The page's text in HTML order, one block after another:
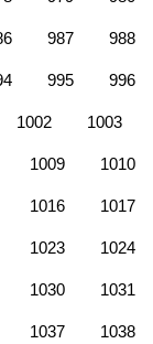
987 988
995 996
1002 1003
1009 1010
1016 1017
1023 1024
1030 1031
1037 1038